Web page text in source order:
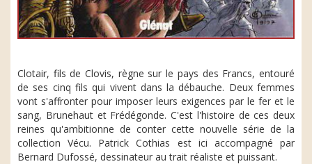
Clotair, fils de Clovis, règne sur le pays des Francs, entouré
de ses cinq fils qui vivent dans la débauche. Deux femmes
vont s'affronter pour imposer leurs exigences par le fer et le
sang, Brunehaut et Frédégonde. C'est l'histoire de ces deux
reines qu'ambitionne de conter cette nouvelle série de la
collection Vécu. Patrick Cothias est ici accompagné par
Bernard Dufossé, dessinateur au trait réaliste et puissant.